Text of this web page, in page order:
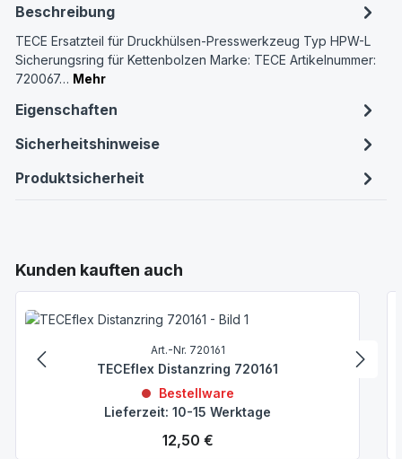
Beschreibung
TECE Ersatzteil für Druckhülsen-Presswerkzeug Typ HPW-L
Sicherungsring für Kettenbolzen Marke: TECE Artikelnummer:
720067… Mehr
Eigenschaften
Sicherheitshinweise
Produktsicherheit
Produktgalerie überspringen
Kunden kauften auch
Art.-Nr. 720161
TECEflex Distanzring 720161
Bestellware
Lieferzeit: 10-15 Werktage
Regulärer Preis:
12,50 €